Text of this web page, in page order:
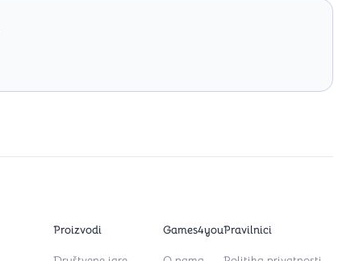
Proizvodi Games4youPravilnici